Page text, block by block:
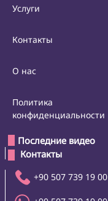
Услуги
Контакты
О нас
Политика
конфиденциальности
Последние видео
Контакты
+90 507 739 19 00